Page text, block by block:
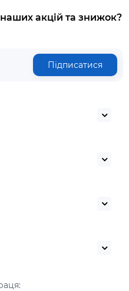
наших акцій та знижок?
Підписатися